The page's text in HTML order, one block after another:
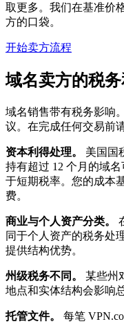
取更多。我们在基准价
方的口袋。
开始卖方流程
域名卖方的税
域名销售带有税务影响
议。在完成任何交易前
资本利得处理。
美国国
持有超过 12 个月的域
于短期税率。您的成本
费。
商业与个人资产分类。
同于个人资产的税务处
提供结构优势。
州级税务不同。
某些州
地点和实体结构会影响
托管文件。
每笔